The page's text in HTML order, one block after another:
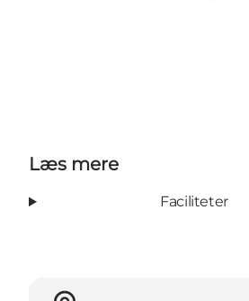
Læs mere
Faciliteter